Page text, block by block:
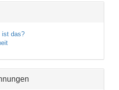
ist das?